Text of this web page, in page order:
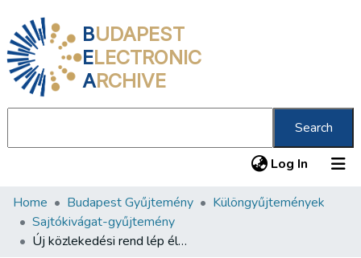
BUDAPEST
ELECTRONIC
ARCHIVE
Search
Log In (current)
Communities & Collections
All of DSpace
Home Budapest Gyűjtemény
Különgyűjtemények
Sajtókivágat-gyűjtemény
Új közlekedési rend lép életbe május 15-től a Szent István-körúton